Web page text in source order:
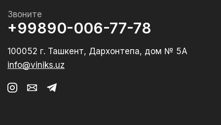
Звоните
+99890-006-77-78
100052 г. Ташкент, Дархонтепа, дом № 5А
info@viniks.uz